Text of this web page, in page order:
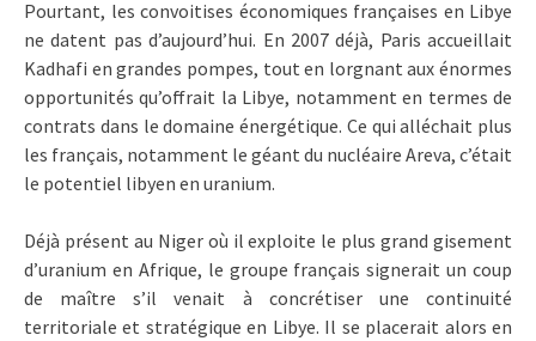
Pourtant, les convoitises économiques françaises en Libye
ne datent pas d’aujourd’hui. En 2007 déjà, Paris accueillait
Kadhafi en grandes pompes, tout en lorgnant aux énormes
opportunités qu’offrait la Libye, notamment en termes de
contrats dans le domaine énergétique. Ce qui alléchait plus
les français, notamment le géant du nucléaire Areva, c’était
le potentiel libyen en uranium.
Déjà présent au Niger où il exploite le plus grand gisement
d’uranium en Afrique, le groupe français signerait un coup
de maître s’il venait à concrétiser une continuité
territoriale et stratégique en Libye. Il se placerait alors en